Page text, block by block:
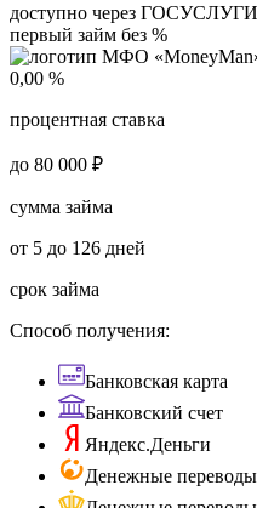
доступно через ГОСУСЛУГИ
первый займ без %
0,00 %
процентная ставка
до 80 000 ₽
сумма займа
от 5 до 126 дней
срок займа
Способ получения:
Банковская карта
Банковский счет
Яндекс.Деньги
Денежные